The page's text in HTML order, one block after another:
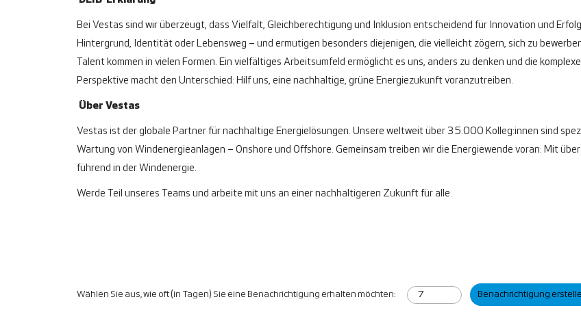
Bei Vestas sind wir überzeugt, dass Vielfalt, Gleichberechtigung und Inklusion entscheidend für Innovation und
Hintergrund, Identität oder Lebensweg – und ermutigen besonders diejenigen, die vielleicht zögern, sich zu
Talent kommen in vielen Formen. Ein vielfältiges Arbeitsumfeld ermöglicht es uns, anders zu denken und die
Perspektive macht den Unterschied: Hilf uns, eine nachhaltige, grüne Energiezukunft voranzutreiben.
Über Vestas
Vestas ist der globale Partner für nachhaltige Energielösungen. Unsere weltweit über 35.000 Kolleg:innen sind
Wartung von Windenergieanlagen – Onshore und Offshore. Gemeinsam treiben wir die Energiewende voran: Mit
führend in der Windenergie.
Werde Teil unseres Teams und arbeite mit uns an einer nachhaltigeren Zukunft für alle.
Wählen Sie aus, wie oft (in Tagen) Sie eine Benachrichtigung erhalten möchten: Benachrichtigung